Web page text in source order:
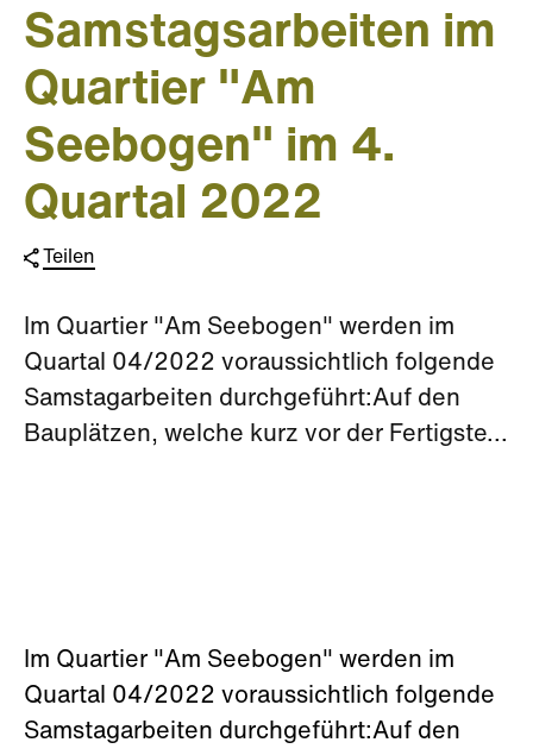
Samstagsarbeiten im
Quartier "Am
Seebogen" im 4.
Quartal 2022
Teilen
Im Quartier "Am Seebogen" werden im
Quartal 04/2022 voraussichtlich folgende
Samstagarbeiten durchgeführt:Auf den
Bauplätzen, welche kurz vor der Fertigste...
Im Quartier "Am Seebogen" werden im
Quartal 04/2022 voraussichtlich folgende
Samstagarbeiten durchgeführt:Auf den